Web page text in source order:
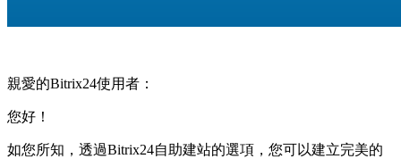
親愛的Bitrix24使用者：
您好！
如您所知，透過Bitrix24自助建站的選項，您可以建立完美的